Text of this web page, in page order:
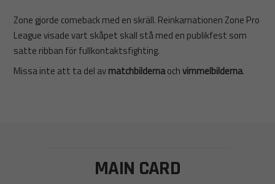
Zone gjorde comeback med en skräll. Reinkarnationen Zone Pro
League visade vart skåpet skall stå med en publikfest som
satte ribban för fullkontaktsfighting.
Missa inte att ta del avmatchbildernaochvimmelbilderna.
MAIN CARD